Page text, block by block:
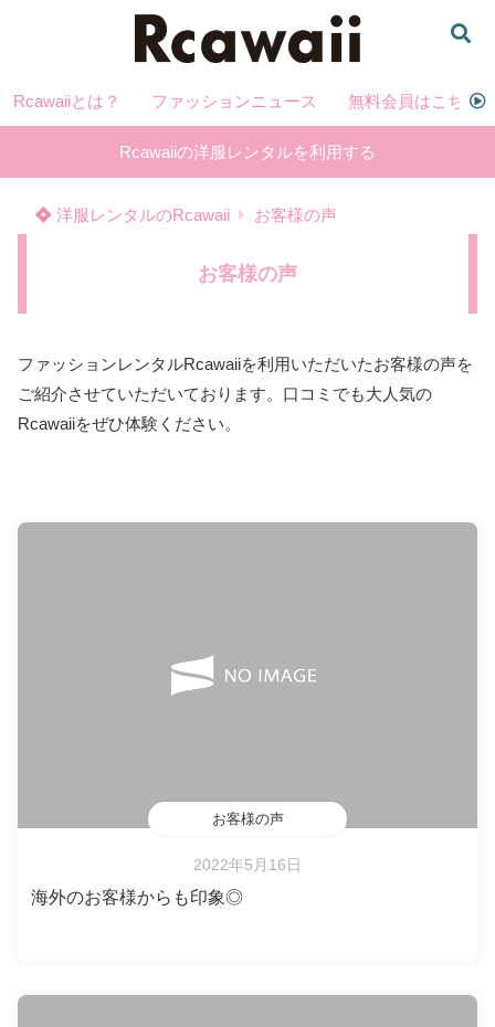
Rcawaiiとは？ ファッションニュース 無料会員はこちら
Rcawaiiの洋服レンタルを利用する
洋服レンタルのRcawaii お客様の声
お客様の声
ファッションレンタルRcawaiiを利用いただいたお客様の声を
ご紹介させていただいております。口コミでも大人気の
Rcawaiiをぜひ体験ください。
お客様の声
2022年5月16日
海外のお客様からも印象◎